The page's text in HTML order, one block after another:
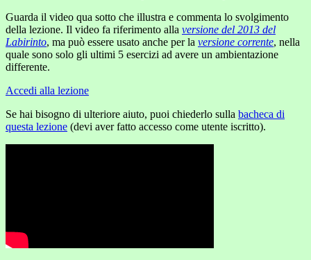
Guarda il video qua sotto che illustra e commenta lo svolgimento
della lezione. Il video fa riferimento alla versione del 2013 del
Labirinto, ma può essere usato anche per la versione corrente, nella
quale sono solo gli ultimi 5 esercizi ad avere un ambientazione
differente.
Accedi alla lezione
Se hai bisogno di ulteriore aiuto, puoi chiederlo sulla bacheca di
questa lezione (devi aver fatto accesso come utente iscritto).